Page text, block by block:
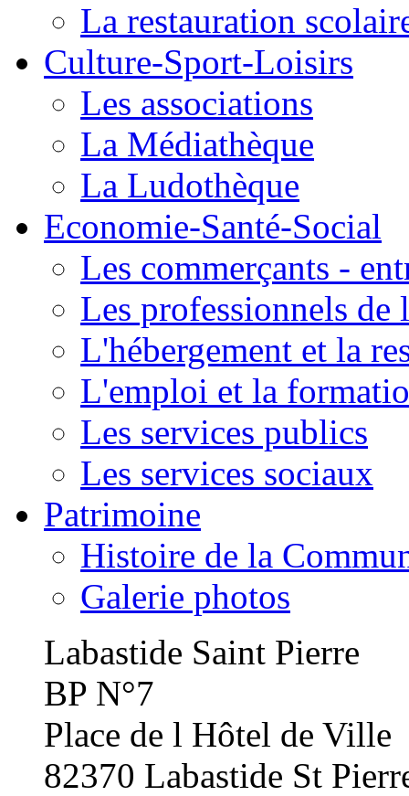
La restauration
Culture-Sport-Loisirs
Les associations
La Médiathèque
La Ludothèque
Economie-Santé-Social
Les commerçants -
Les professionnels de
L'hébergement et la
L'emploi et la
Les services publics
Les services sociaux
Patrimoine
Histoire de la
Galerie photos
Labastide Saint Pierre
BP N°7
Place de l Hôtel de Ville
82370 Labastide St